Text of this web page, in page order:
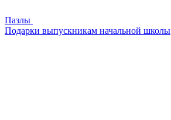
Пазлы
Подарки выпускникам начальной школы